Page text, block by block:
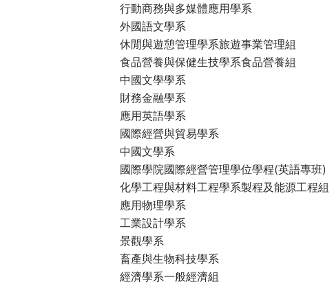
行動商務與多媒體應用學系
外國語文學系
休閒與遊憩管理學系旅遊事業管理組
食品營養與保健生技學系食品營養組
中國文學學系
財務金融學系
應用英語學系
國際經營與貿易學系
中國文學系
國際學院國際經營管理學位學程(英語專班)
化學工程與材料工程學系製程及能源工程組
應用物理學系
工業設計學系
景觀學系
畜產與生物科技學系
經濟學系一般經濟組